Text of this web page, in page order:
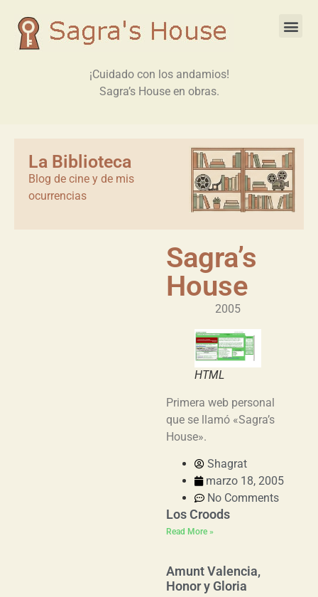
¡Cuidado con los andamios!
Sagra’s House en obras.
La Biblioteca
Blog de cine y de mis
ocurrencias
Sagra’s
House
2005
HTML
Primera web personal
que se llamó «Sagra’s
House».
Shagrat
marzo 18, 2005
No Comments
Los Croods
Read More »
Amunt Valencia,
Honor y Gloria